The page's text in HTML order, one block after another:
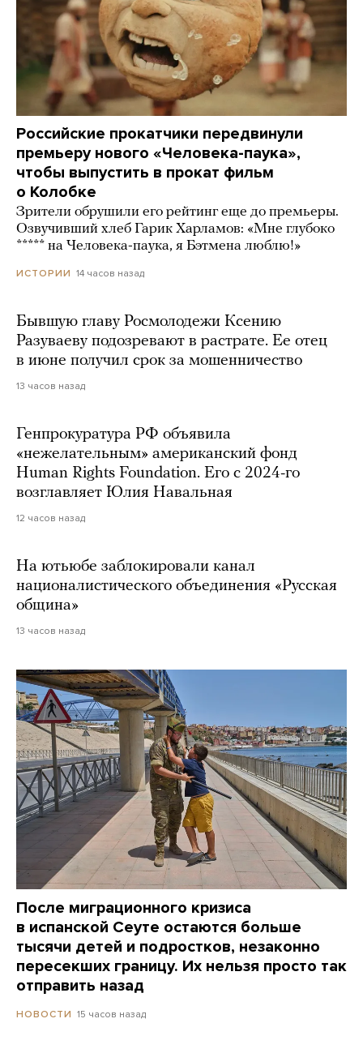
Российские прокатчики передвинули
премьеру нового «Человека-паука»,
чтобы выпустить в прокат фильм
о Колобке
Зрители обрушили его рейтинг еще до премьеры.
Озвучивший хлеб Гарик Харламов: «Мне глубоко
***** на Человека-паука, я Бэтмена люблю!»
ИСТОРИИ 14 часов назад
Бывшую главу Росмолодежи Ксению
Разуваеву подозревают в растрате. Ее отец
в июне получил срок за мошенничество
13 часов назад
Генпрокуратура РФ объявила
«нежелательным» американский фонд
Human Rights Foundation. Его с 2024-го
возглавляет Юлия Навальная
12 часов назад
На ютьюбе заблокировали канал
националистического объединения «Русская
община»
13 часов назад
После миграционного кризиса
в испанской Сеуте остаются больше
тысячи детей и подростков, незаконно
пересекших границу. Их нельзя просто так
отправить назад
НОВОСТИ 15 часов назад